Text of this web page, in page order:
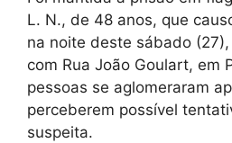
L. N., de 48 anos, que
na noite deste sábado
com Rua João Goulart, em
pessoas se aglomeraram
perceberem possível
suspeita.